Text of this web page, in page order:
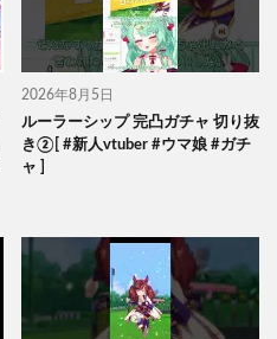
2026年8月5日
ルーラーシップ 完凸ガチャ 切り抜
き②[ #新人vtuber #ウマ娘 #ガチ
ャ ]